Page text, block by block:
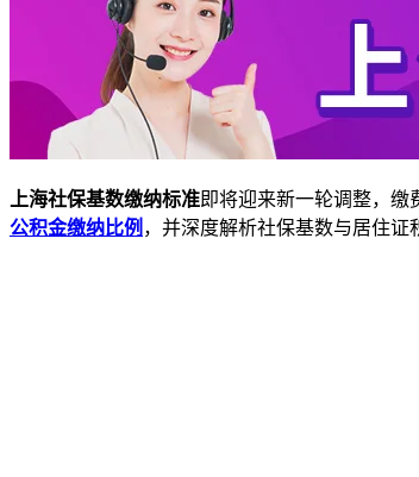
上海社保基数缴纳标准即将迎来新一轮调整，缴
公积金缴纳比例 ，并深度解析社保基数与居住证